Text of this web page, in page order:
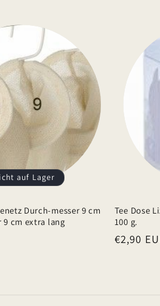
b
a
r
I
h
l
auf Lager
Durch-messer 9 cm
9 cm extra lang
Tee Dose
100 g.
€2,90